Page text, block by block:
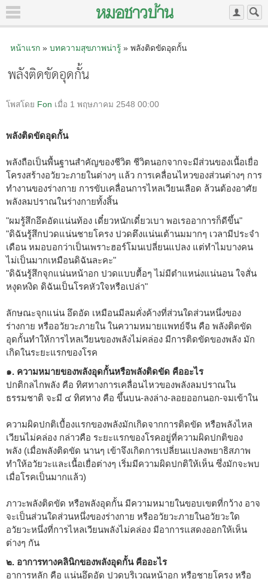
หน้าแรก» บทความสุขภาพน่ารู้» พลังติดขัดอุดกั้น
พลังติดขัดอุดกั้น
โพสโดย Fon เมื่อ 1 พฤษภาคม 2548 00:00
พลังติดขัดอุดกั้น
พลังถือเป็นพื้นฐานสำคัญของชีวิต ชีวิตนอกจากจะมีส่วนของเนื้อเยื่อ
โครงสร้างอวัยวะภายในต่างๆ แล้ว การเคลื่อนไหวของส่วนต่างๆ การ
ทำงานของร่างกาย การขับเคลื่อนการไหลเวียนเลือด ล้วนต้องอาศัย
พลังลมปราณในร่างกายทั้งสิ้น
"ผมรู้สึกอึดอัดแน่นท้อง เดี๋ยวหนักเดี๋ยวเบา พอเรออาการก็ดีขึ้น"
"ดิฉันรู้สึกปวดแน่นชายโครง ปวดตึงแน่นเต้านมมากๆ เวลามีประจำ
เดือน หมอบอกว่าเป็นเพราะฮอร์โมนเปลี่ยนแปลง แต่ทำไมบางคน
ไม่เป็นมากเหมือนดิฉันละคะ"
"ดิฉันรู้สึกจุกแน่นหน้าอก ปวดแบบตื้อๆ ไม่มีตำแหน่งแน่นอน ใจสั่น
หงุดหงิด ดิฉันเป็นโรคหัวใจหรือเปล่า"
ลักษณะจุกแน่น อึดอัด เหมือนมีลมคั่งค้างที่ส่วนใดส่วนหนึ่งของ
ร่างกาย หรืออวัยวะภายใน ในความหมายแพทย์จีน คือ พลังติดขัด
อุดกั้นทำให้การไหลเวียนของพลังไม่คล่อง มีการติดขัดของพลัง มัก
เกิดในระยะแรกของโรค
๑. ความหมายของพลังอุดกั้นหรือพลังติดขัด คืออะไร
ปกติกลไกพลัง คือ ทิศทางการเคลื่อนไหวของพลังลมปราณใน
ธรรมชาติ จะมี ๔ ทิศทาง คือ ขึ้นบน-ลงล่าง-ลอยออกนอก-จมเข้าใน
ความผิดปกติเบื้องแรกของพลังมักเกิดจากการติดขัด หรือพลังไหล
เวียนไม่คล่อง กล่าวคือ ระยะแรกของโรคอยู่ที่ความผิดปกติของ
พลัง (เมื่อพลังติดขัด นานๆ เข้าจึงเกิดการเปลี่ยนแปลงพยาธิสภาพ
ทำให้อวัยวะและเนื้อเยื่อต่างๆ เริ่มมีความผิดปกติให้เห็น ซึ่งมักจะพบ
เมื่อโรคเป็นมากแล้ว)
ภาวะพลังติดขัด หรือพลังอุดกั้น มีความหมายในขอบเขตที่กว้าง อาจ
จะเป็นส่วนใดส่วนหนึ่งของร่างกาย หรืออวัยวะภายในอวัยวะใด
อวัยวะหนึ่งที่การไหลเวียนพลังไม่คล่อง มีอาการแสดงออกให้เห็น
ต่างๆ กัน
๒. อาการทางคลินิกของพลังอุดกั้น คืออะไร
อาการหลัก คือ แน่นอึดอัด ปวดบริเวณหน้าอก หรือชายโครง หรือ